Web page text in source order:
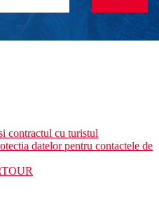
contractul cu turistul
datelor pentru contactele de